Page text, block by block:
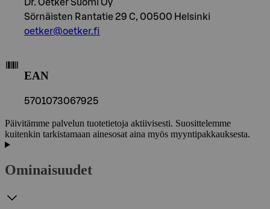
Dr. Oetker Suomi Oy
Sörnäisten Rantatie 29 C, 00500 Helsinki
oetker@oetker.fi
EAN
5701073067925
Päivitämme palvelun tuotetietoja aktiivisesti. Suosittelemme
kuitenkin tarkistamaan ainesosat aina myös myyntipakkauksesta.
Ominaisuudet